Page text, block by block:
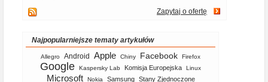
Zapytaj o ofertę
Najpopularniejsze tematy artykułów
Allegro Android Apple Chiny Facebook Firefox
Google Kaspersky Lab Komisja Europejska Linux
Microsoft Nokia Samsung Stany Zjednoczone